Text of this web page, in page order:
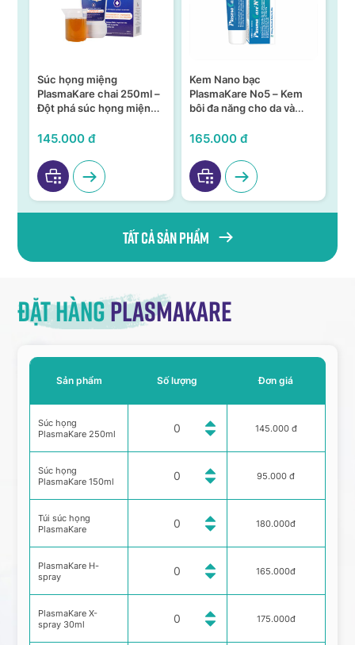
Súc họng miệng
PlasmaKare chai 250ml –
Đột phá súc họng miệng
145.000 đ
Kem Nano bạc
PlasmaKare No5 – Kem
bôi đa năng cho da và
165.000 đ
Tất cả sản phẩm
Đặt hàngPlasmakare
Sản phẩm
Súc họng
PlasmaKare 250ml
Súc họng
PlasmaKare 150ml
Túi súc họng
PlasmaKare
PlasmaKare H-
spray
PlasmaKare X-
spray 30ml
Số lượng Đơn giá
145.000 đ
95.000 đ
180.000đ
165.000đ
175.000đ